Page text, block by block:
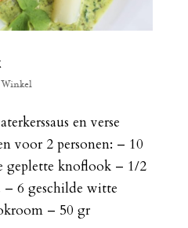
Winkel
en verse
voor 2 personen: – 10
geplette knoflook – 1/2
– 6 geschilde witte
– 50 gr